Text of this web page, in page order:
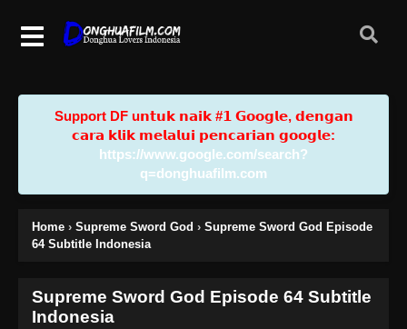
Support DF u𝗻𝘁𝘂𝗸 𝗻𝗮𝗶𝗸 #𝟭 𝗚𝗼𝗼𝗴𝗹𝗲, 𝗱𝗲𝗻𝗴𝗮𝗻
𝗰𝗮𝗿𝗮 𝗸𝗹𝗶𝗸 𝗺𝗲𝗹𝗮𝗹𝘂𝗶 𝗽𝗲𝗻𝗰𝗮𝗿𝗶𝗮𝗻 𝗴𝗼𝗼𝗴𝗹𝗲:
https://www.google.com/search?
q=donghuafilm.com
Home › Supreme Sword God › Supreme Sword God Episode
64 Subtitle Indonesia
Supreme Sword God Episode 64 Subtitle
Indonesia